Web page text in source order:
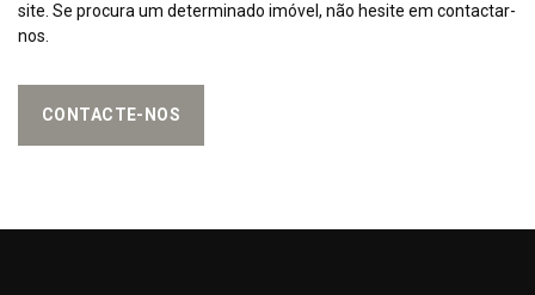
site. Se procura um determinado imóvel, não hesite em contactar-
nos.
CONTACTE-NOS